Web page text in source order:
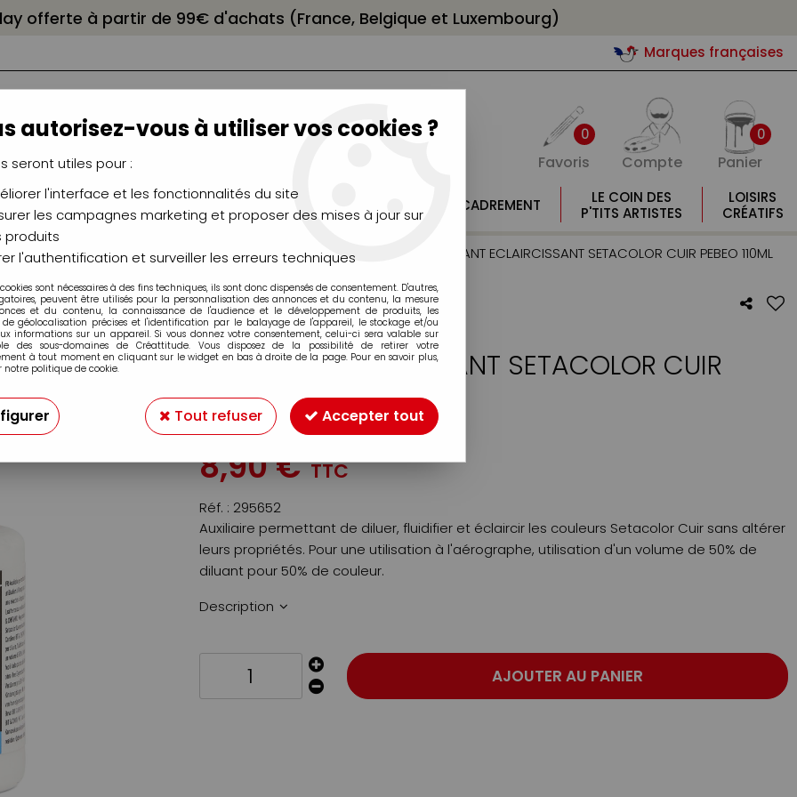
offerte à partir de 99€ d'achats (France, Belgique et Luxembourg)
Marques françaises
0
Favoris Compte
0
Panier
CHÂSSIS
CHEVALETS
AÉROGRAPHIE
MODÉLISME
MOULAGE
ENCADREMENT
LE COIN DES
P'TITS ARTISTES
LOISIRS
CRÉATIFS
>Peinture Setacolor Cuir Pebeo> Additifs Setacolor cuir DILUANT ECLAIRCISSANT SETACOLOR CUIR PEBEO 110ML
DILUANT ECLAIRCISSANT SETACOLOR CUIR
PEBEO 110ML
Soyez le premier à donner votre avis !
8,90€TTC
Réf. : 295652
Auxiliaire permettant de diluer, fluidifier et éclaircir les couleurs Setacolor Cuir sans altérer
leurs propriétés. Pour une utilisation à l'aérographe, utilisation d'un volume de 50% de
diluant pour 50% de couleur.
Description
AJOUTER AU PANIER
autorisez-vous à utiliser vos cookies ?
seront utiles pour :
l'interface et les fonctionnalités du site
les campagnes marketing et proposer des mises à jour sur
produits
l'authentification et surveiller les erreurs techniques
sont nécessaires à des fins techniques, ils sont donc dispensés de consentement. D'autres,
peuvent être utilisés pour la personnalisation des annonces et du contenu, la mesure
et du contenu, la connaissance de l'audience et le développement de produits, les
de géolocalisation précises et l'identification par le balayage de l'appareil, le stockage et/ou
informations sur un appareil. Si vous donnez votre consentement, celui-ci sera valable sur
des sous-domaines de Créattitude. Vous disposez de la possibilité de retirer votre
à tout moment en cliquant sur le widget en bas à droite de la page. Pour en savoir plus,
notre politique de cookie.
Tout refuser Accepter tout